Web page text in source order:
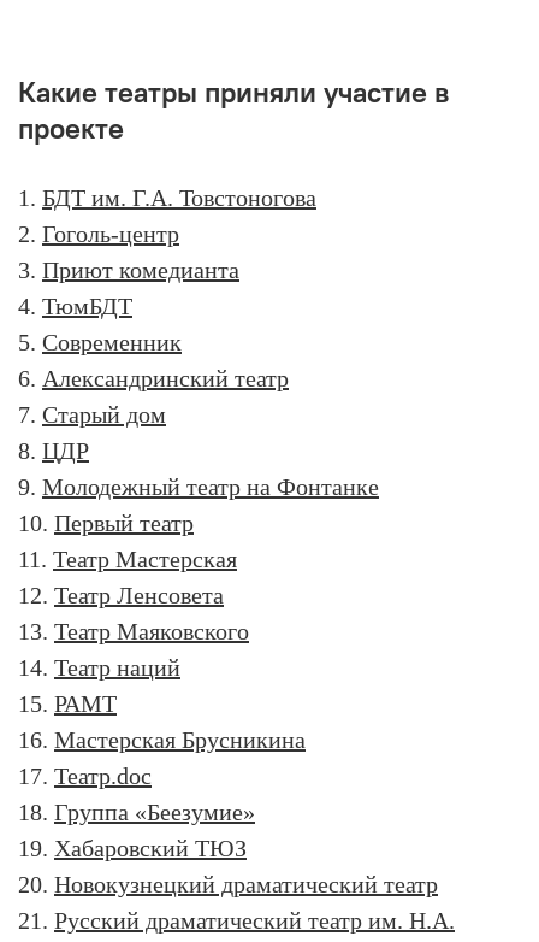
Какие театры приняли участие в
проекте
1. БДТ им. Г.А. Товстоногова
2. Гоголь-центр
3. Приют комедианта
4. ТюмБДТ
5. Современник
6. Александринский театр
7. Старый дом
8. ЦДР
9. Молодежный театр на Фонтанке
10. Первый театр
11. Театр Мастерская
12. Театр Ленсовета
13. Театр Маяковского
14. Театр наций
15. РАМТ
16. Мастерская Брусникина
17. Театр.doc
18. Группа «Беезумие»
19. Хабаровский ТЮЗ
20. Новокузнецкий драматический театр
21. Русский драматический театр им. Н.А.